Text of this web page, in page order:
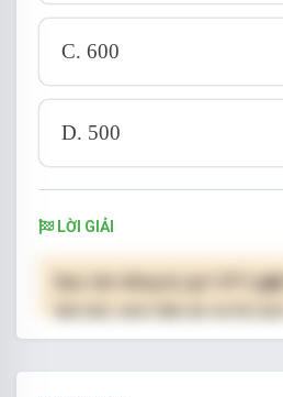
C. 600
D. 500
LỜI GIẢI
(
làm bài, xem đáp án và lời
hạn.